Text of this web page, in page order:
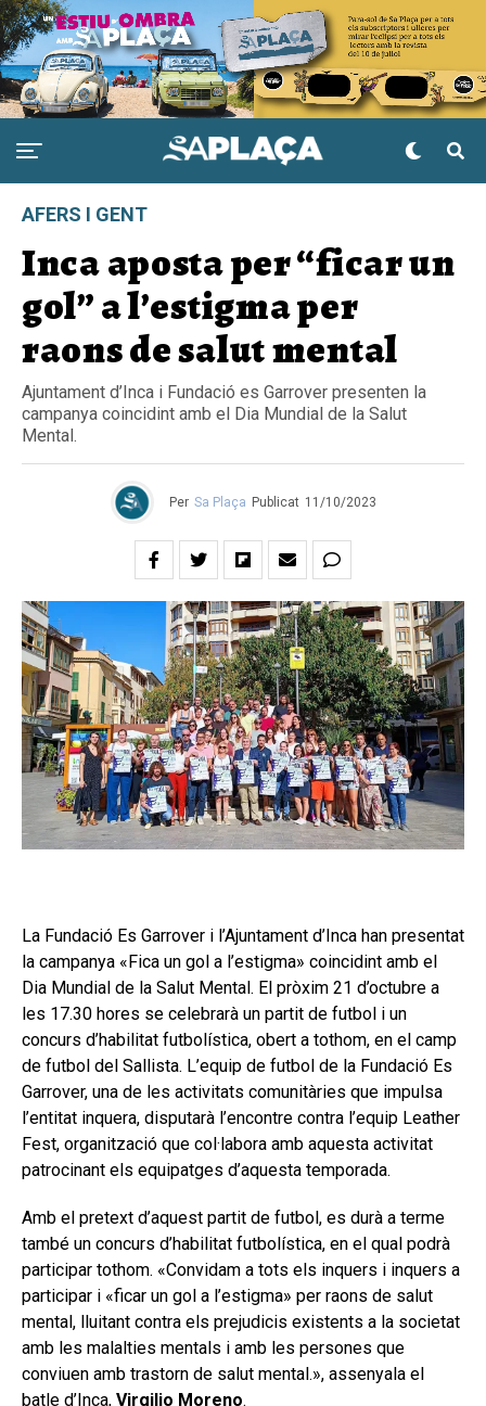
AFERS I GENT
Inca aposta per “ficar un
gol” a l’estigma per
raons de salut mental
Ajuntament d’Inca i Fundació es Garrover presenten la
campanya coincidint amb el Dia Mundial de la Salut
Mental.
Per Sa Plaça Publicat 11/10/2023
La Fundació Es Garrover i l’Ajuntament d’Inca han presentat
la campanya «Fica un gol a l’estigma» coincidint amb el
Dia Mundial de la Salut Mental. El pròxim 21 d’octubre a
les 17.30 hores se celebrarà un partit de futbol i un
concurs d’habilitat futbolística, obert a tothom, en el camp
de futbol del Sallista. L’equip de futbol de la Fundació Es
Garrover, una de les activitats comunitàries que impulsa
l’entitat inquera, disputarà l’encontre contra l’equip Leather
Fest, organització que col·labora amb aquesta activitat
patrocinant els equipatges d’aquesta temporada.
Amb el pretext d’aquest partit de futbol, es durà a terme
també un concurs d’habilitat futbolística, en el qual podrà
participar tothom. «Convidam a tots els inquers i inquers a
participar i «ficar un gol a l’estigma» per raons de salut
mental, lluitant contra els prejudicis existents a la societat
amb les malalties mentals i amb les persones que
conviuen amb trastorn de salut mental.», assenyala el
batle d’Inca, Virgilio Moreno.